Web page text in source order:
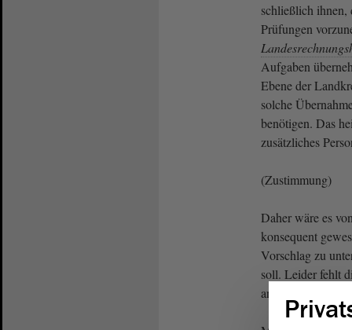
schließlich ihnen,
Prüfungen
Aufgaben
Ebene der
solche
benötigen. Das
zusätzliches
(Zustimmung)
Daher wäre es
konsequent
Vorschlag zu
soll. Leider fehlt
angesprochen.